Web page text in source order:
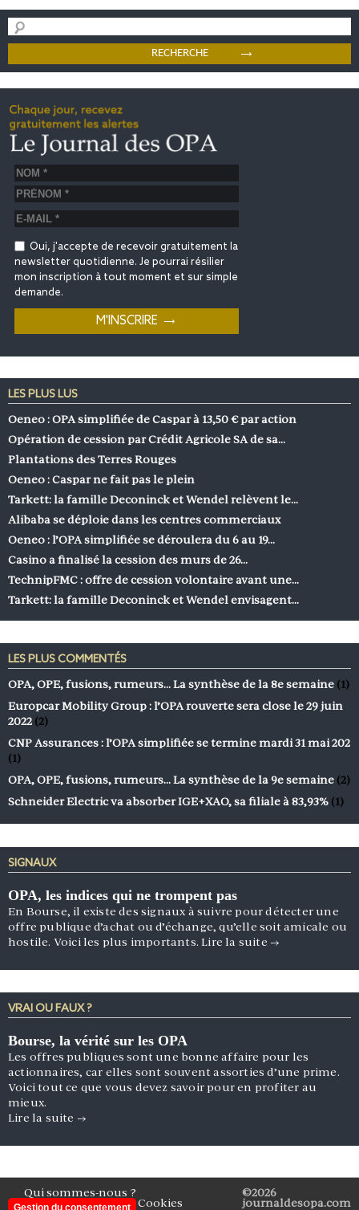
Oui, j'accepte de recevoir gratuitement la
newsletter quotidienne. Je pourrai résilier
mon inscription à tout moment et sur simple
demande.
LES PLUS LUS
Oeneo : OPA simplifiée de Caspar à 13,50 € par action
Opération de cession par Crédit Agricole SA de sa…
Plantations des Terres Rouges
Oeneo : Caspar ne fait pas le plein
Tarkett: la famille Deconinck et Wendel relèvent le…
Alibaba se déploie dans les centres commerciaux
Oeneo : l’OPA simplifiée se déroulera du 6 au 19…
Casino a finalisé la cession des murs de 26…
TechnipFMC : offre de cession volontaire avant une…
Tarkett: la famille Deconinck et Wendel envisagent…
LES PLUS COMMENTÉS
OPA, OPE, fusions, rumeurs… La synthèse de la 8e semaine (1)
Europcar Mobility Group : l’OPA rouverte sera close le 29 juin
2022 (2)
CNP Assurances : l’OPA simplifiée se termine mardi 31 mai 202
(1)
OPA, OPE, fusions, rumeurs… La synthèse de la 9e semaine (2)
Schneider Electric va absorber IGE+XAO, sa filiale à 83,93% (1)
SIGNAUX
OPA, les indices qui ne trompent pas
En Bourse, il existe des signaux à suivre pour détecter une
offre publique d’achat ou d’échange, qu’elle soit amicale ou
hostile. Voici les plus importants.Lire la suite →
VRAI OU FAUX ?
Bourse, la vérité sur les OPA
Les offres publiques sont une bonne affaire pour les
actionnaires, car elles sont souvent assorties d’une prime.
Voici tout ce que vous devez savoir pour en profiter au
mieux.
Lire la suite →
Qui sommes-nous ?
Mentions légales
Cookies
©2026
journaldesopa.com
Gestion du consentement